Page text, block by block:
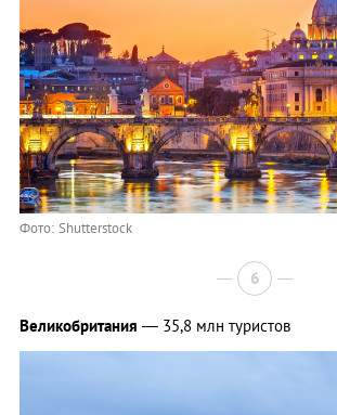
Фото: Shutterstock
6
Великобритания — 35,8 млн туристов